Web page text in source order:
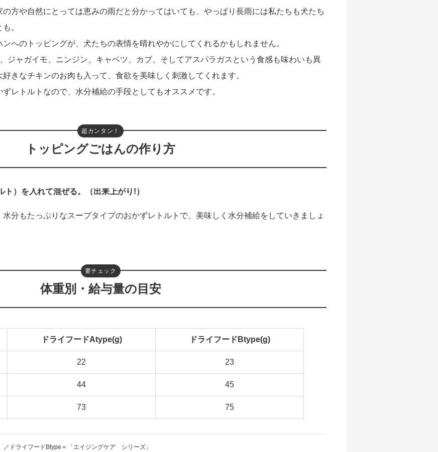
方や自然にとっては恵みの雨だと分かってはいても、やっぱり長雨には私たちも犬たち
。
へのトッピングが、犬たちの表情を晴れやかにしてくれるかもしれません。
ジャガイモ、ニンジン、キャベツ、カブ、そしてアスパラガスという食感も味わいも異
きなチキンのお肉も入って、食欲を美味しく刺激してくれます。
レトルトなので、水分補給の手段としてもオススメです。
超カンタン！
トッピングごはんの作り方
）を入れて混ぜる。（出来上がり!）
分もたっぷりなスープタイプのおかずレトルトで、美味しく水分補給をしていきましょ
要チェック
体重別・給与量の目安
ドライフードAtype(g) ドライフードBtype(g)
22 23
44 45
73 75
ドライフードBtype＝「エイジングケア シリーズ」